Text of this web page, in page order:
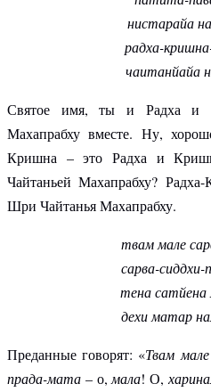
нистарайа
радха-
чаитанйайа
Святое имя, ты и Радха и
Махапрабху вместе. Ну,
Кришна – это Радха и
Чайтаньей Махапрабху?
Шри Чайтанья Махапрабху.
твам мале
сарва-
тена сатйена
дехи матар
Преданные говорят: «Твам
прада-мата – о, мала! О,